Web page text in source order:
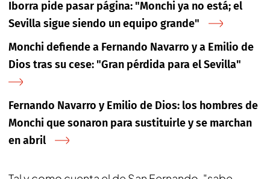
Iborra pide pasar página: "Monchi ya no está; el
Sevilla sigue siendo un equipo grande"
Monchi defiende a Fernando Navarro y a Emilio de
Dios tras su cese: "Gran pérdida para el Sevilla"
Fernando Navarro y Emilio de Dios: los hombres de
Monchi que sonaron para sustituirle y se marchan
en abril